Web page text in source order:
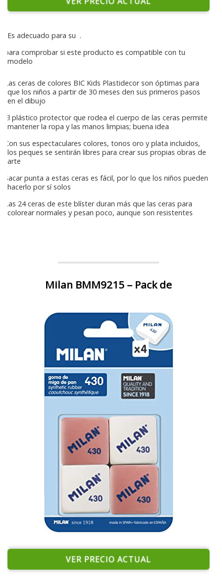
Es adecuado para su .
para comprobar si este producto es compatible con tu
modelo
Las ceras de colores BIC Kids Plastidecor son óptimas para
que los niños a partir de 30 meses den sus primeros pasos
en el dibujo
El plástico protector que rodea el cuerpo de las ceras permite
mantener la ropa y las manos limpias; buena idea
Con sus espectaculares colores, tonos oro y plata incluidos,
los peques se sentirán libres para crear sus propias obras de
arte
Sacar punta a estas ceras es fácil, por lo que los niños pueden
hacerlo por sí solos
Las 24 ceras de este blíster duran más que las ceras para
colorear normales y pesan poco, aunque son resistentes
Milan BMM9215 – Pack de
VER PRECIO ACTUAL